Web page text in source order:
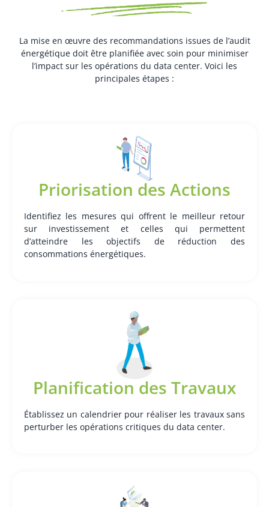
La mise en œuvre des recommandations issues de l’audit
énergétique doit être planifiée avec soin pour minimiser
l’impact sur les opérations du data center. Voici les
principales étapes :
Priorisation des Actions
Identifiez les mesures qui offrent le meilleur retour
sur investissement et celles qui permettent
d’atteindre les objectifs de réduction des
consommations énergétiques.
Planification des Travaux
Établissez un calendrier pour réaliser les travaux sans
perturber les opérations critiques du data center.